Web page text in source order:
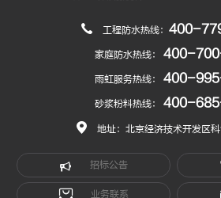
工程防水热线： 400-
家庭防水热线： 400-
雨虹服务热线： 400-
砂浆粉料热线： 400-
地址：北京经济技术开发区
招标公告
业务联系